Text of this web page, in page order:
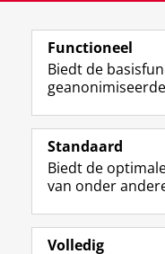
Laatst gewijzigd: 21
Volg de
Studiekiezers
Alumni
Functioneel
Biedt de
Standaard
Biedt de
van onder
Volledig